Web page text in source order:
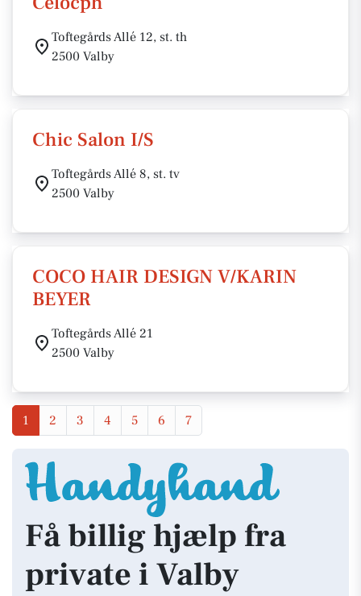
Toftegårds Allé 12, st. th
2500 Valby
Chic Salon I/S
Toftegårds Allé 8, st. tv
2500 Valby
COCO HAIR DESIGN V/KARIN
BEYER
Toftegårds Allé 21
2500 Valby
1 2 3 4 5 6 7
Få billig hjælp fra
private i Valby